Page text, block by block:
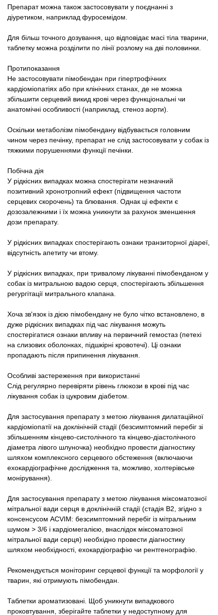
Препарат можна також застосовувати у поєднанні з
діуретиком, наприклад фуросемідом.
Для більш точного дозування, що відповідає масі тіла тварини,
таблетку можна розділити по лінії розлому на дві половинки.
Протипоказання
Не застосовувати пімобендан при гіпертрофічних
кардіоміопатіях або при клінічних станах, де не можна
збільшити серцевий викид крові через функціональні чи
анатомічні особливості (наприклад, стеноз аорти).
Оскільки метаболізм пімобендану відбувається головним
чином через печінку, препарат не слід застосовувати у собак із
тяжкими порушеннями функції печінки.
Побічна дія
У рідкісних випадках можна спостерігати незначний
позитивний хронотропний ефект (підвищення частоти
серцевих скорочень) та блювання. Однак ці ефекти є
дозозалежними і їх можна уникнути за рахунок зменшення
дози препарату.
У рідкісних випадках спостерігають ознаки транзиторної діареї,
відсутність апетиту чи втому.
У рідкісних випадках, при тривалому лікуванні пімобенданом у
собак із митральною вадою серця, спостерігають збільшення
регургітації митрального клапана.
Хоча зв'язок із дією пімобендану не було чітко встановлено, в
дуже рідкісних випадках під час лікування можуть
спостерігатися ознаки впливу на первичний гемостаз (петехі
на слизових оболонках, підшкірні кровотечі). Ці ознаки
пропадають після припинення лікування.
Особливі застереження при використанні
Слід регулярно перевіряти рівень глюкози в крові під час
лікування собак із цукровим діабетом.
Для застосування препарату з метою лікування дилатаційної
кардіоміопатії на доклінічній стадії (безсимптомний перебіг зі
збільшенням кінцево-систолічного та кінцево-діастолічного
діаметра лівого шлуночка) необхідно провести діагностику
шляхом комплексного серцевого обстеження (включаючи
ехокардіографічне дослідження та, можливо, холтерівське
монірування).
Для застосування препарату з метою лікування міксоматозної
мітральної вади серця в доклінічній стадії (стадія В2, згідно з
консенсусом ACVIM: безсимптомний перебіг із мітральним
шумом > 3/6 і кардіомегалією, внаслідок міксоматозної
мітральної вади серця) необхідно провести діагностику
шляхом необхідності, ехокардіографію чи рентгенографію.
Рекомендується моніторинг серцевої функції та морфології у
тварин, які отримують пімобендан.
Таблетки ароматизовані. Щоб уникнути випадкового
проковтування, зберігайте таблетки у недоступному для